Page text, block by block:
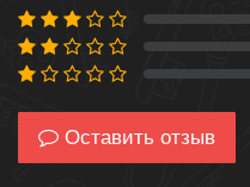
0 %
0 %
0 %
Оставить отзыв